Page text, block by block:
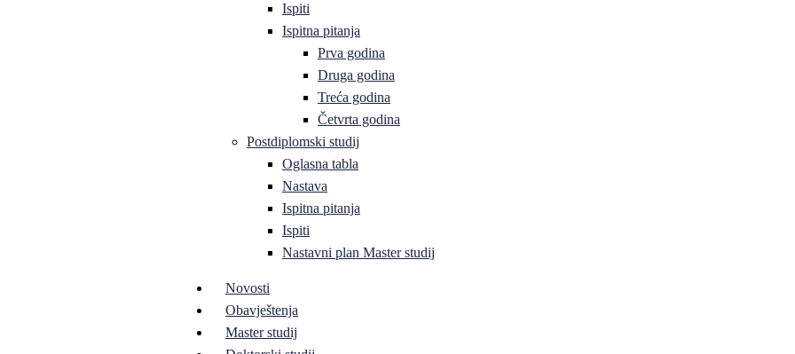
Ispiti
Ispitna pitanja
Prva godina
Druga godina
Treća godina
Četvrta godina
Postdiplomski studij
Oglasna tabla
Nastava
Ispitna pitanja
Ispiti
Nastavni plan Master studij
Novosti
Obavještenja
Master studij